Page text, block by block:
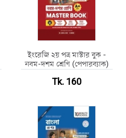
ইংরেজি ২য় পত্র মাস্টার বুক -
নবম-দশম শ্রেণি (পেপারব্যাক)
Tk. 160